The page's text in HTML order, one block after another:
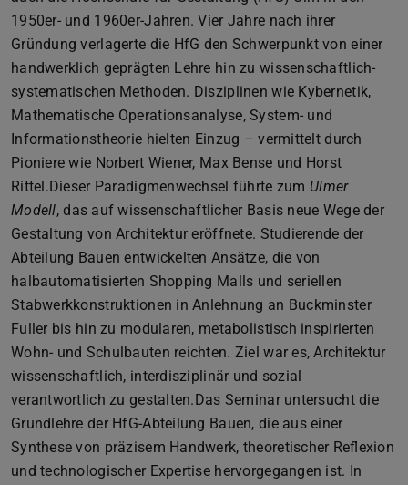
1950er- und 1960er-Jahren. Vier Jahre nach ihrer
Gründung verlagerte die HfG den Schwerpunkt von einer
handwerklich geprägten Lehre hin zu wissenschaftlich-
systematischen Methoden. Disziplinen wie Kybernetik,
Mathematische Operationsanalyse, System- und
Informationstheorie hielten Einzug – vermittelt durch
Pioniere wie Norbert Wiener, Max Bense und Horst
Rittel.Dieser Paradigmenwechsel führte zum Ulmer
Modell, das auf wissenschaftlicher Basis neue Wege der
Gestaltung von Architektur eröffnete. Studierende der
Abteilung Bauen entwickelten Ansätze, die von
halbautomatisierten Shopping Malls und seriellen
Stabwerkkonstruktionen in Anlehnung an Buckminster
Fuller bis hin zu modularen, metabolistisch inspirierten
Wohn- und Schulbauten reichten. Ziel war es, Architektur
wissenschaftlich, interdisziplinär und sozial
verantwortlich zu gestalten.Das Seminar untersucht die
Grundlehre der HfG-Abteilung Bauen, die aus einer
Synthese von präzisem Handwerk, theoretischer Reflexion
und technologischer Expertise hervorgegangen ist. In